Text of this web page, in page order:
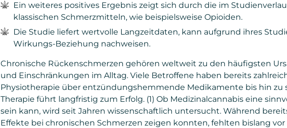
Ein weiteres positives Ergebnis zeigt sich durch die im
klassischen Schmerzmitteln, wie beispielsweise Opioiden.
Die Studie liefert wertvolle Langzeitdaten, kann aufgrund ihres
Wirkungs-Beziehung nachweisen.
Chronische Rückenschmerzen gehören weltweit zu den häufigsten
und Einschränkungen im Alltag. Viele Betroffene haben bereits
Physiotherapie über entzündungshemmende Medikamente bis hin zu
Therapie führt langfristig zum Erfolg. (1) Ob Medizinalcannabis eine
sein kann, wird seit Jahren wissenschaftlich untersucht. Während
Effekte bei chronischen Schmerzen zeigen konnten, fehlten bislang vor